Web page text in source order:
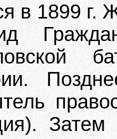
в 1899 г.
Затем